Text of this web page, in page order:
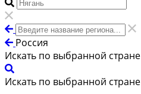
Россия
Искать по выбранной стране
Искать по выбранной стране